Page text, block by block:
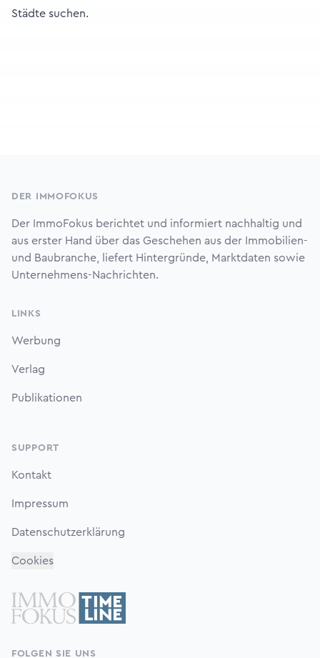
Städte suchen.
DER IMMOFOKUS
Der ImmoFokus berichtet und informiert nachhaltig und
aus erster Hand über das Geschehen aus der Immobilien-
und Baubranche, liefert Hintergründe, Marktdaten sowie
Unternehmens-Nachrichten.
LINKS
Werbung
Verlag
Publikationen
SUPPORT
Kontakt
Impressum
Datenschutzerklärung
Cookies
FOLGEN SIE UNS